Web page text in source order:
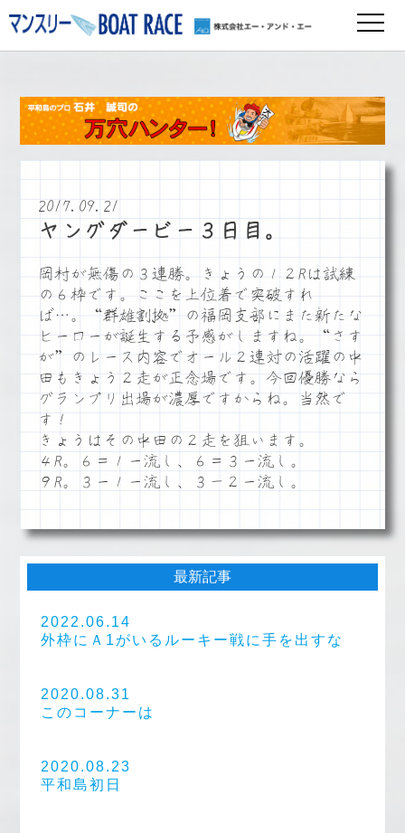
2017.09.21
ヤングダービー３日目。
岡村が無傷の３連勝。きょうの１２Rは試練
の６枠です。ここを上位着で突破すれ
ば…。“群雄割拠”の福岡支部にまた新たな
ヒーローが誕生する予感がしますね。“さす
が”のレース内容でオール２連対の活躍の中
田もきょう２走が正念場です。今回優勝なら
グランプリ出場が濃厚ですからね。当然で
す！
きょうはその中田の２走を狙います。
４R。６＝１ー流し、６＝３ー流し。
９R。３ー１ー流し、３－２ー流し。
最新記事
2022.06.14
外枠にＡ1がいるルーキー戦に手を出すな
2020.08.31
このコーナーは
2020.08.23
平和島初日